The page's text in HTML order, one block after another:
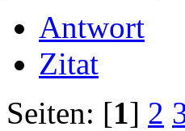
Antwort
Zitat
Seiten: [1] 2